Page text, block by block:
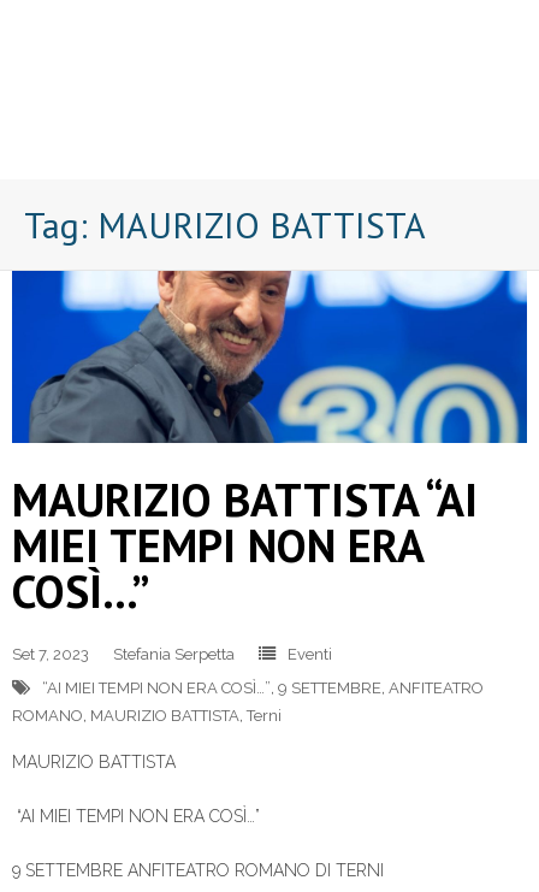
Tag: MAURIZIO BATTISTA
MAURIZIO BATTISTA “AI
MIEI TEMPI NON ERA
COSÌ…”
Set 7, 2023 Stefania Serpetta
Eventi
“AI MIEI TEMPI NON ERA COSÌ…” 9 SETTEMBRE ANFITEATRO
ROMANO MAURIZIO BATTISTA ,Terni
MAURIZIO BATTISTA
“AI MIEI TEMPI NON ERA COSÌ…”
9 SETTEMBRE ANFITEATRO ROMANO DI TERNI